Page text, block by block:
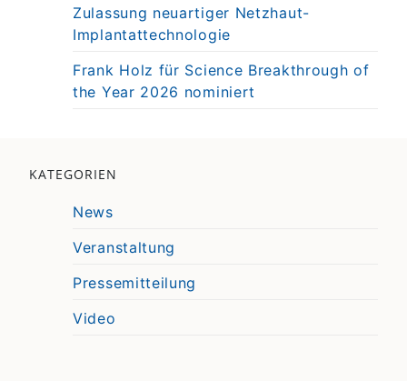
Zulassung neuartiger Netzhaut-
Implantattechnologie
Frank Holz für Science Breakthrough of
the Year 2026 nominiert
KATEGORIEN
News
Veranstaltung
Pressemitteilung
Video